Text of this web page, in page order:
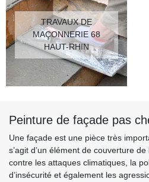
TRAVAUX DE
MAÇONNERIE 68
HAUT-RHIN
Peinture de façade pas
Une façade est une pièce très
s’agit d’un élément de couverture
contre les attaques climatiques, la
d’insécurité et également les